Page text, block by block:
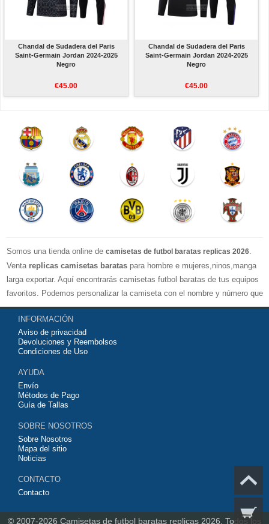
Chandal de Sudadera del Paris
Saint-Germain Jordan 2024-2025
Negro
€45.00
Chandal de Sudadera del Paris
Saint-Germain Jordan 2024-2025
Negro
€45.00
Somos una tienda online de camisetas de futbol baratas replicas 2026.
Venta replicas camisetas baratas para hombre e mujeres,ninos,manga
larga exportar. Aquí encontrarás camisetas futbol baratas de tus equipos
favoritos. Podemos personalizar la camiseta con el nombre y número que
quieras. Nuestrascamisetas de futbol replicasson de máxima calidad
tailandesa por lo que estamos convencidos que quedarás muy satisfecho
con ella. Estas camisetas tienen un tejido transpirable por lo que te
servirán para jugar al fútbol o simplemente para animar a tu equipo
contáctanos y haremos lo posible para conseguirtela lo más barata
posible.
INFORMACIÓN
Aviso de privacidad
Devoluciones y Reembolsos
Condiciones de Uso
AYUDA
Envío
Métodos de Pago
Guía de Tallas
SOBRE NOSOTROS
Sobre Nosotros
Mapa del sitio
Noticias
CONTACTO
Contacto
© 2007-2026 Camisetas de futbol baratas replicas 2026. Todos los